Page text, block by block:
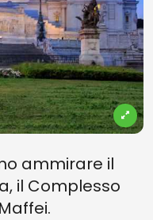
ammirare il
il Complesso